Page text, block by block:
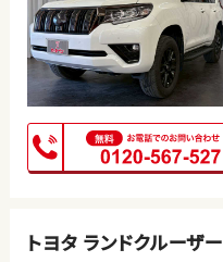
トヨタ ランドクルーザー